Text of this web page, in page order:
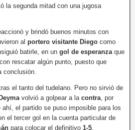
la segunda mitad con una jugosa
y brindó buenos minutos con
al portero visitante Diego como
batirle, en un gol de esperanza que
rescatar algún punto, puesto que
conclusión.
el tanto del tudelano. Pero no sirvió de
volvió a golpear a la contra , por
ahí, el partido se puso imposible para los
el tercer gol en la cuenta particular de
para colocar el definitivo 1-5